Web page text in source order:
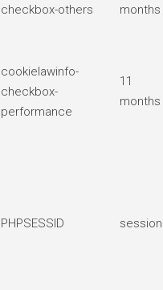
checkbox-others
months
cookielawinfo-
checkbox-
performance
11
months
PHPSESSID session